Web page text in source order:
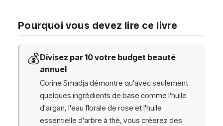
Pourquoi vous devez lire ce livre
💰Divisez par 10 votre budget beauté
annuel
Corine Smadja démontre qu'avec seulement
quelques ingrédients de base comme l'huile
d'argan, l'eau florale de rose et l'huile
essentielle d'arbre à thé, vous créerez des